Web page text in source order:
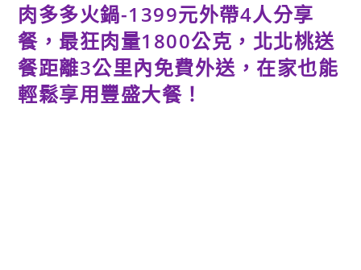
肉多多火鍋-1399元外帶4人分享
餐，最狂肉量1800公克，北北桃送
餐距離3公里內免費外送，在家也能
輕鬆享用豐盛大餐！